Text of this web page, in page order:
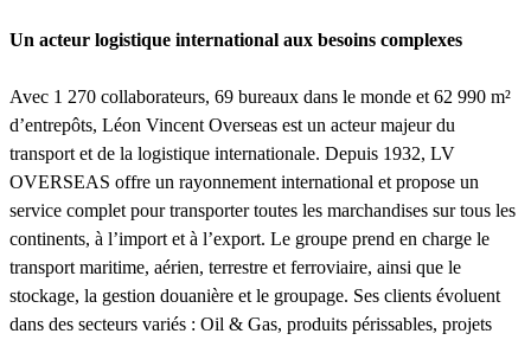
Un acteur logistique international aux besoins complexes
Avec 1 270 collaborateurs, 69 bureaux dans le monde et 62 990 m²
d’entrepôts, Léon Vincent Overseas est un acteur majeur du
transport et de la logistique internationale. Depuis 1932, LV
OVERSEAS offre un rayonnement international et propose un
service complet pour transporter toutes les marchandises sur tous les
continents, à l’import et à l’export. Le groupe prend en charge le
transport maritime, aérien, terrestre et ferroviaire, ainsi que le
stockage, la gestion douanière et le groupage. Ses clients évoluent
dans des secteurs variés : Oil & Gas, produits périssables, projets